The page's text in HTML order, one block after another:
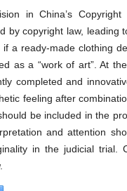
in China’s
by copyright law,
a ready-made clothing
as a “work of art”. At
completed and
feeling after
be included in the
and attention
in the judicial